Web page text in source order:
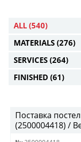
ALL (540)
MATERIALS (276)
SERVICES (264)
FINISHED (61)
Поставка
(2500004418) /